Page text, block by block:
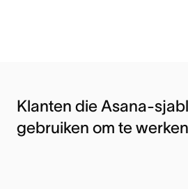
Klanten die Asana-
gebruiken om te werken